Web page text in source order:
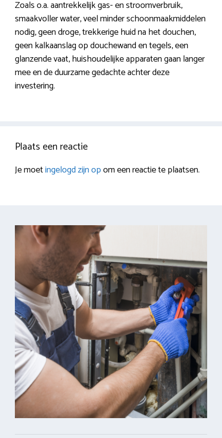
Zoals o.a. aantrekkelijk gas- en stroomverbruik,
smaakvoller water, veel minder schoonmaakmiddelen
nodig, geen droge, trekkerige huid na het douchen,
geen kalkaanslag op douchewand en tegels, een
glanzende vaat, huishoudelijke apparaten gaan langer
mee en de duurzame gedachte achter deze
investering.
Plaats een reactie
Je moetingelogd zijn opom een reactie te plaatsen.